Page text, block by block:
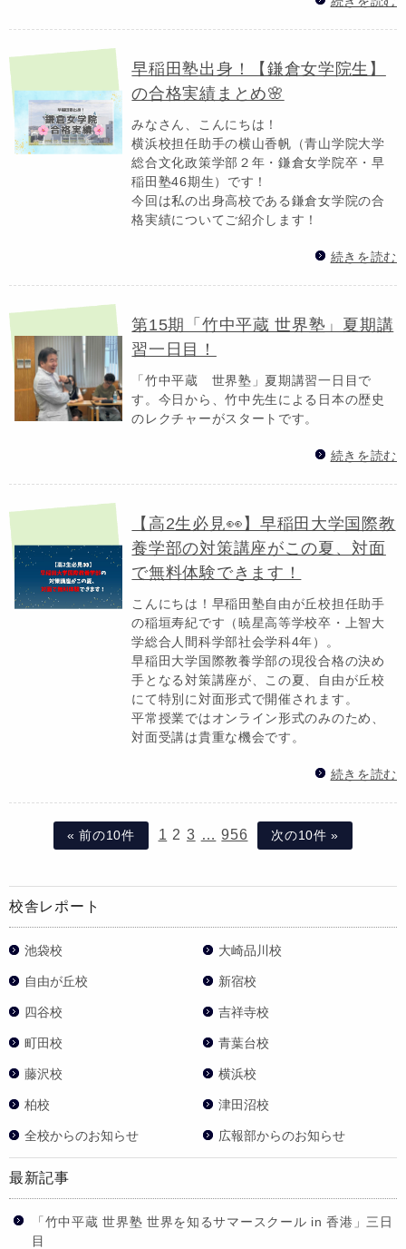
早稲田塾出身！【鎌倉女学院生】
の合格実績まとめ🌸
みなさん、こんにちは！
横浜校担任助手の横山香帆（青山学院大学
総合文化政策学部２年・鎌倉女学院卒・早
稲田塾46期生）です！
今回は私の出身高校である鎌倉女学院の合
格実績についてご紹介します！
続きを読む
第15期「竹中平蔵 世界塾」夏期講
習一日目！
「竹中平蔵 世界塾」夏期講習一日目で
す。今日から、竹中先生による日本の歴史
のレクチャーがスタートです。
続きを読む
【高2生必見👀】早稲田大学国際教
養学部の対策講座がこの夏、対面
で無料体験できます！
こんにちは！早稲田塾自由が丘校担任助手
の稲垣寿紀です（暁星高等学校卒・上智大
学総合人間科学部社会学科4年）。
早稲田大学国際教養学部の現役合格の決め
手となる対策講座が、この夏、自由が丘校
にて特別に対面形式で開催されます。
平常授業ではオンライン形式のみのため、
対面受講は貴重な機会です。
続きを読む
« 前の10件 1 2 3 … 956 次の10件 »
校舎レポート
池袋校 大崎品川校
自由が丘校 新宿校
四谷校 吉祥寺校
町田校 青葉台校
藤沢校 横浜校
柏校 津田沼校
全校からのお知らせ 広報部からのお知らせ
最新記事
「竹中平蔵 世界塾 世界を知るサマースクール in 香港」三日
目